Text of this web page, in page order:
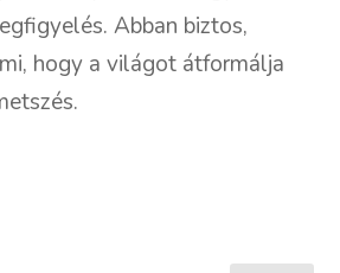
Abban biztos,
hogy a világot átformálja